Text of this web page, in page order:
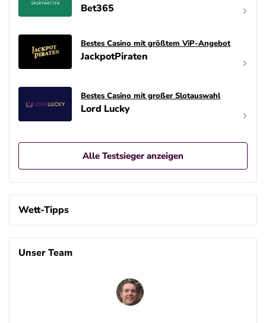
Bet365
Bestes Casino mit größtem ViP-Angebot
JackpotPiraten
Bestes Casino mit großer Slotauswahl
Lord Lucky
Alle Testsieger anzeigen
Wett-Tipps
Unser Team